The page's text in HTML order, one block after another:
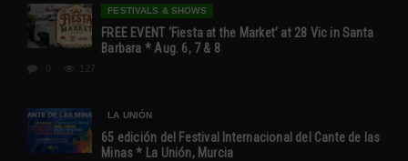
FESTIVALS & SHOWS
FREE EVENT ‘Fiesta at the Market’ at 28 Vic in Santa
Barbara * Aug. 6, 7 & 8
127
LA UNIÓN
65 edición del Festival Internacional del Cante de las
Minas * La Unión, Murcia